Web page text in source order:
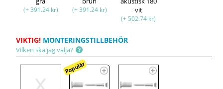
(+ 391.24 kr) (+ 391.24 kr)
vit
(+ 502.74 kr)
VIKTIG! MONTERINGSTILLBEHÖR
Vilken ska jag välja?
Populär